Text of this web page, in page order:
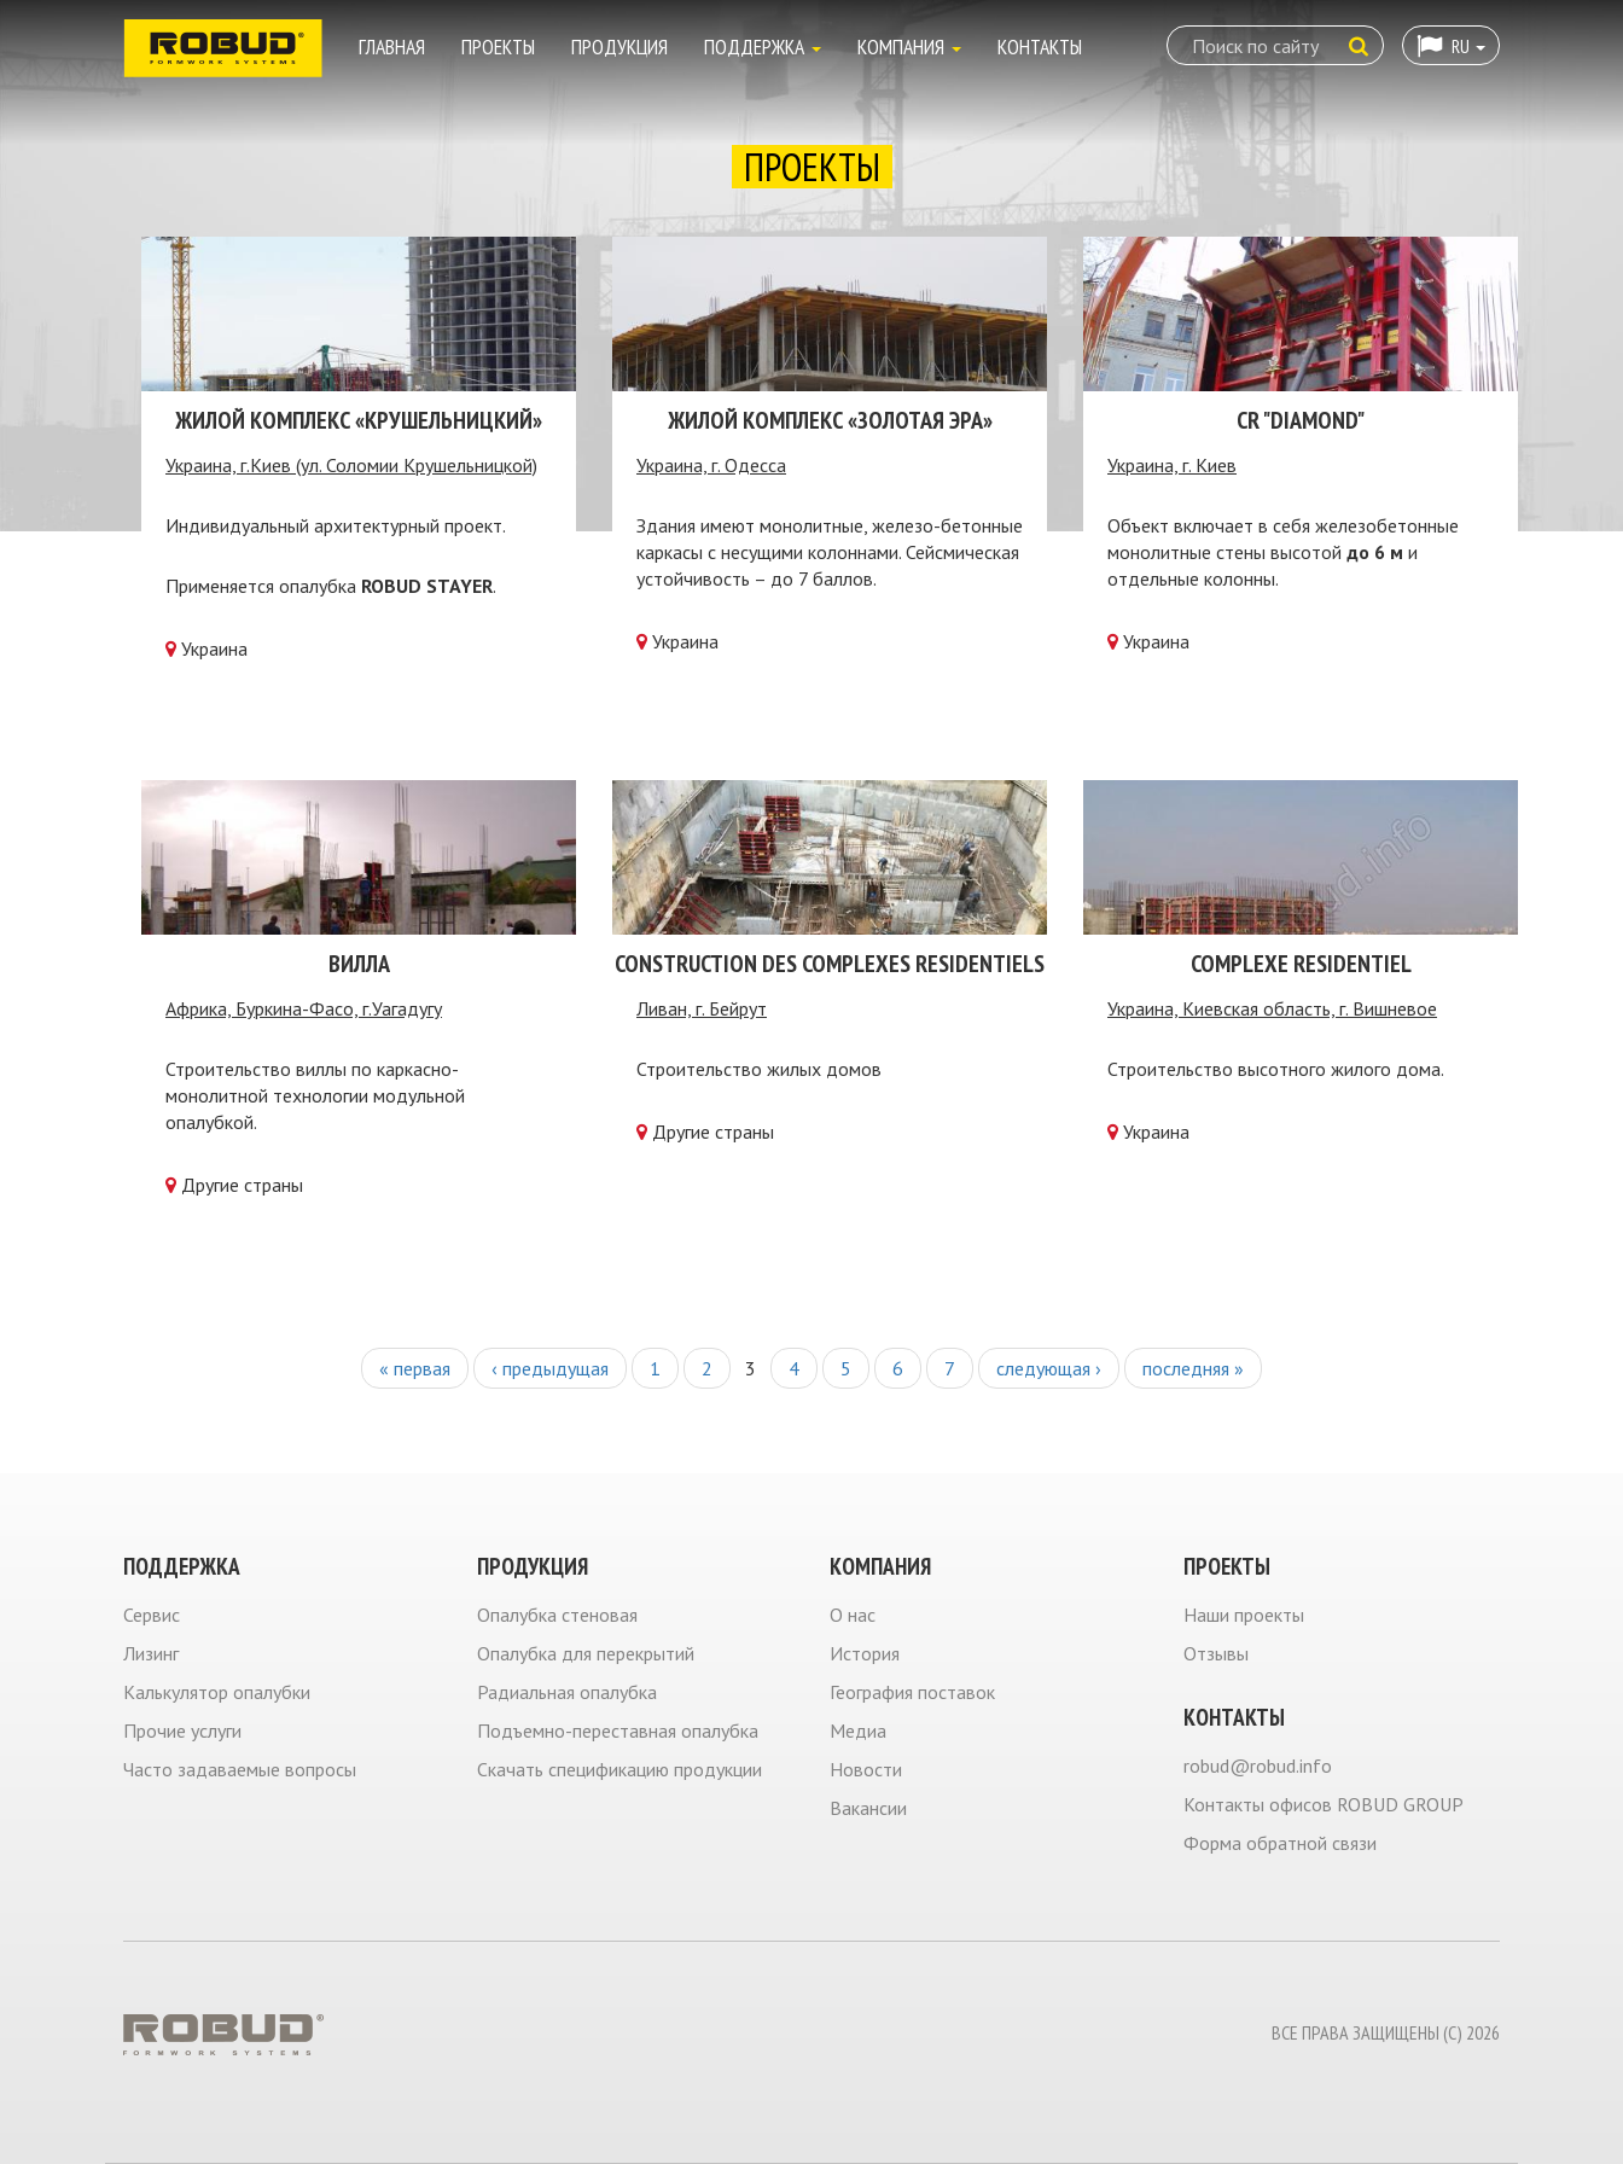
ГЛАВНАЯ ПРОЕКТЫ ПРОДУКЦИЯ ПОДДЕРЖКА КОМПАНИЯ КОНТАКТЫ RU
ПРОЕКТЫ
ЖИЛОЙ КОМПЛЕКС «КРУШЕЛЬНИЦКИЙ»
Украина, г.Киев (ул. Соломии Крушельницкой)
Индивидуальный архитектурный проект.
Применяется опалубка ROBUD STAYER.
Украина
ЖИЛОЙ КОМПЛЕКС «ЗОЛОТАЯ ЭРА»
Украина, г. Одесса
Здания имеют монолитные, железо-бетонные
каркасы с несущими колоннами. Сейсмическая
устойчивость – до 7 баллов.
Украина
CR "DIAMOND"
Украина, г. Киев
Объект включает в себя железобетонные
монолитные стены высотой до 6 м и
отдельные колонны.
Украина
ВИЛЛА
Африка, Буркина-Фасо, г.Уагадугу
Строительство виллы по каркасно-
монолитной технологии модульной
опалубкой.
Другие страны
CONSTRUCTION DES COMPLEXES RESIDENTIELS
Ливан, г. Бейрут
Строительство жилых домов
Другие страны
COMPLEXE RESIDENTIEL
Украина, Киевская область, г. Вишневое
Строительство высотного жилого дома.
Украина
« первая ‹ предыдущая 1 2 3 4 5 6 7 следующая › последняя »
ПОДДЕРЖКА
Сервис
Лизинг
Калькулятор опалубки
Прочие услуги
Часто задаваемые вопросы
ПРОДУКЦИЯ
Опалубка стеновая
Опалубка для перекрытий
Радиальная опалубка
Подъемно-переставная опалубка
Скачать спецификацию продукции
КОМПАНИЯ
О нас
История
География поставок
Медиа
Новости
Вакансии
ПРОЕКТЫ
Наши проекты
Отзывы
КОНТАКТЫ
robud@robud.info
Контакты офисов ROBUD GROUP
Форма обратной связи
ВСЕ ПРАВА ЗАЩИЩЕНЫ (С) 2026